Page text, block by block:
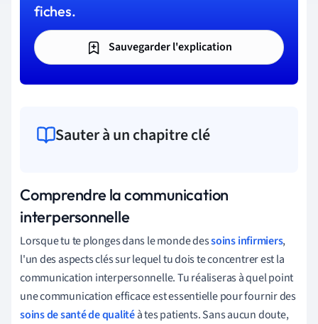
fiches.
Sauvegarder l'explication
Sauter à un chapitre clé
Comprendre la communication
interpersonnelle
Lorsque tu te plonges dans le monde dessoins infirmiers,
l'un des aspects clés sur lequel tu dois te concentrer est la
communication interpersonnelle. Tu réaliseras à quel point
une communication efficace est essentielle pour fournir des
soins de santé de qualitéà tes patients. Sans aucun doute,